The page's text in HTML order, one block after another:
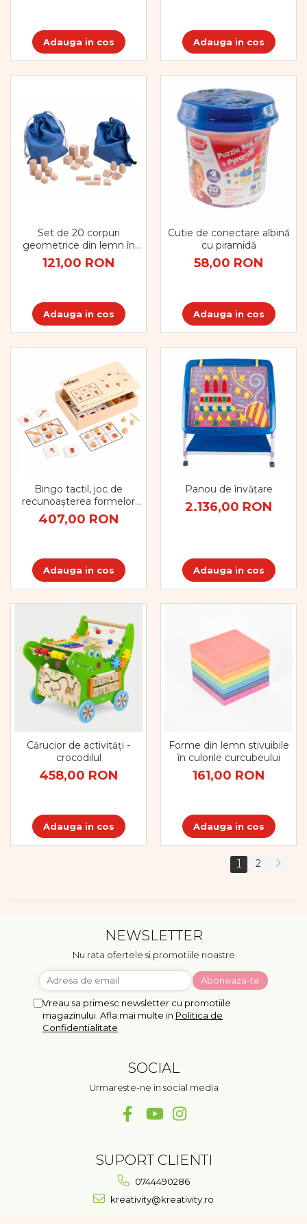
Adauga in cos Adauga in cos
Set de 20 corpuri
geometrice din lemn în
saci
121,00 RON
Adauga in cos
Cutie de conectare albină
cu piramidă
58,00 RON
Adauga in cos
Bingo tactil, joc de
recunoașterea formelor
geometrice
407,00 RON
Adauga in cos
Panou de învățare
2.136,00 RON
Adauga in cos
Cărucior de activități -
crocodilul
458,00 RON
Adauga in cos
Forme din lemn stivuibile
în culorile curcubeului
161,00 RON
Adauga in cos
1 2
NEWSLETTER
Nu rata ofertele si promotiile noastre
Vreau sa primesc newsletter cu promotiile
magazinului. Afla mai multe in Politica de
Confidentialitate
SOCIAL
Urmareste-ne in social media
SUPORT CLIENTI
0744490286
kreativity@kreativity.ro